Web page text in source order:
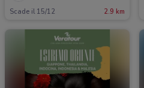
Scade il 15/12 2.9 km